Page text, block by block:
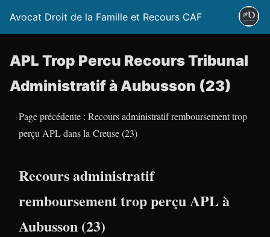
Avocat Droit de la Famille et Recours CAF
APL Trop Percu Recours Tribunal
Administratif à Aubusson (23)
Page précédente : Recours administratif remboursement trop
perçu APL dans la Creuse (23)
Recours administratif
remboursement trop perçu APL à
Aubusson (23)